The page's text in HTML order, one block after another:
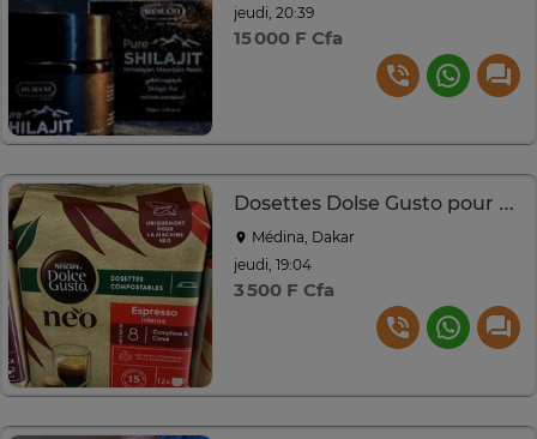
jeudi, 20:39
15 000 F Cfa
Dosettes Dolse Gusto pour Machine NEO
Médina, Dakar
jeudi, 19:04
3 500 F Cfa